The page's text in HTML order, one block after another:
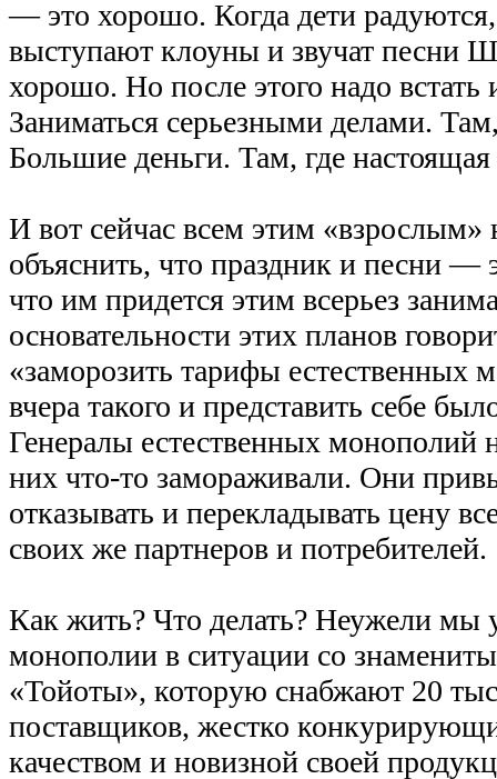
— это хорошо. Когда дети
выступают клоуны и звучат песни
хорошо. Но после этого надо встать
Заниматься серьезными делами.
Большие деньги. Там, где
И вот сейчас всем этим «взрослым»
объяснить, что праздник и песни —
что им придется этим всерьез
основательности этих планов
«заморозить тарифы естественных
вчера такого и представить себе
Генералы естественных монополий
них что-то замораживали. Они
отказывать и перекладывать цену
своих же партнеров и потребителей.
Как жить? Что делать? Неужели
монополии в ситуации со
«Тойоты», которую снабжают 20
поставщиков, жестко
качеством и новизной своей